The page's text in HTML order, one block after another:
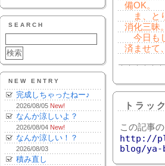
SEARCH
NEW ENTRY
完成しちゃったねー♪
2026/08/05 New!
なんか涼しいよ？
2026/08/04 New!
なんか涼しい！？
2026/08/03
積み直し
備OK。
ま、と
消化三昧
今日も
済ませて
トラッ
この記事
http://
blog/ya-